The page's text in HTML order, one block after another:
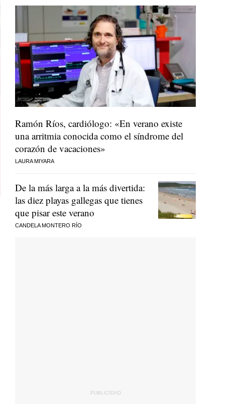
Ramón Ríos, cardiólogo: «En verano existe
una arritmia conocida como el síndrome del
corazón de vacaciones»
LAURA MIYARA
De la más larga a la más divertida:
las diez playas gallegas que tienes
que pisar este verano
CANDELA MONTERO RÍO